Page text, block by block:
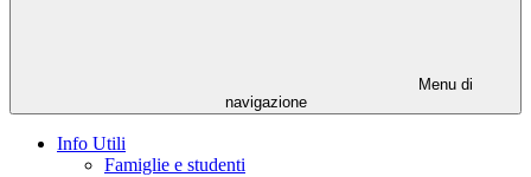
Menu di
navigazione
Info Utili
Famiglie e studenti